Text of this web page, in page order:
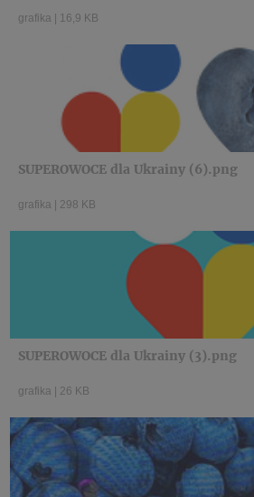
grafika | 16,9 KB
SUPEROWOCE dla Ukrainy (6).png
grafika | 298 KB
SUPEROWOCE dla Ukrainy (3).png
grafika | 26 KB